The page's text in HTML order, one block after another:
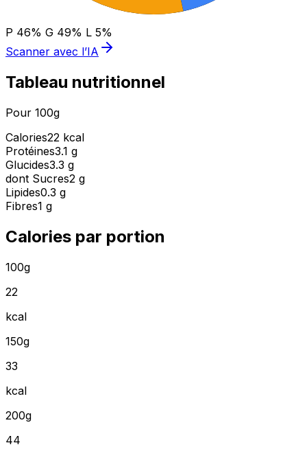
P 46% G 49% L 5%
Scanner avec l’IA
Tableau nutritionnel
Pour 100g
Calories22 kcal
Protéines3.1 g
Glucides3.3 g
dont Sucres2 g
Lipides0.3 g
Fibres1 g
Calories par portion
100g
22
kcal
150g
33
kcal
200g
44